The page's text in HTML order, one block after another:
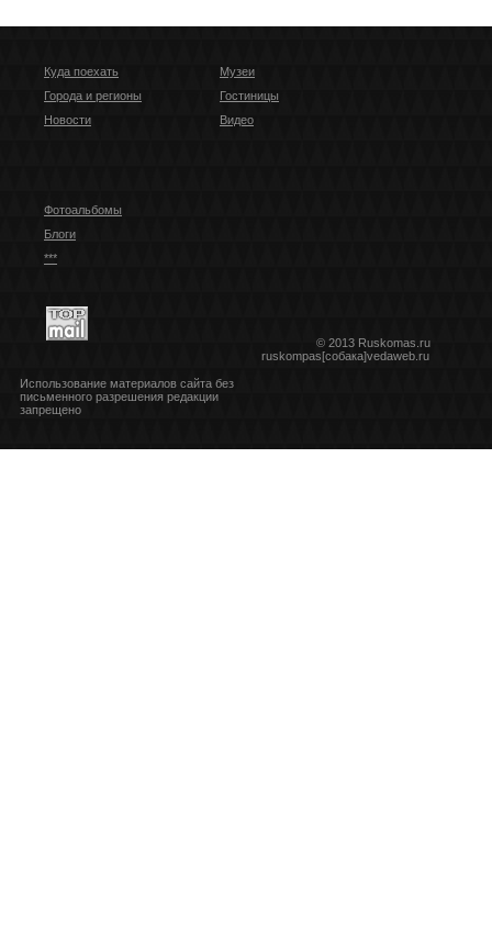
Куда поехать
Города и регионы
Новости
Музеи
Гостиницы
Видео
Фотоальбомы
Блоги
***
© 2013 Ruskomas.ru
ruskompas[собака]vedaweb.ru
Использование материалов сайта без
письменного разрешения редакции
запрещено